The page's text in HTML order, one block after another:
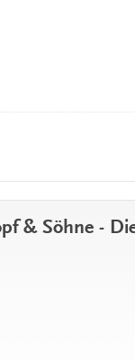
& Söhne -